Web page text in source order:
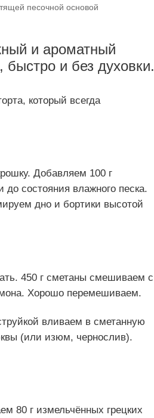
песочной основой
и ароматный
и без духовки.
который всегда
Добавляем 100 г
состояния влажного песка.
дно и бортики высотой
450 г сметаны смешиваем с
Хорошо перемешиваем.
вливаем в сметанную
(или изюм, чернослив).
80 г измельчённых грецких